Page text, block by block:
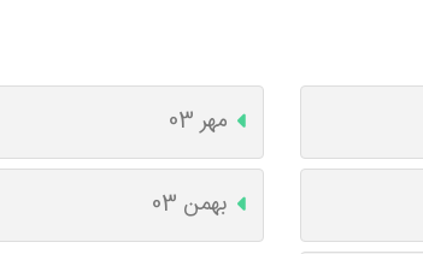
مهر 03
بهمن 03